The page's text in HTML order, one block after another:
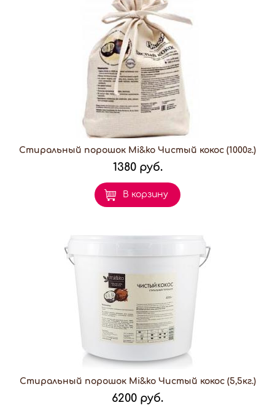
Стиральный порошок Mi&ko Чистый кокос (1000г.)
1380 руб.
В корзину
Стиральный порошок Mi&ko Чистый кокос (5,5кг.)
6200 руб.